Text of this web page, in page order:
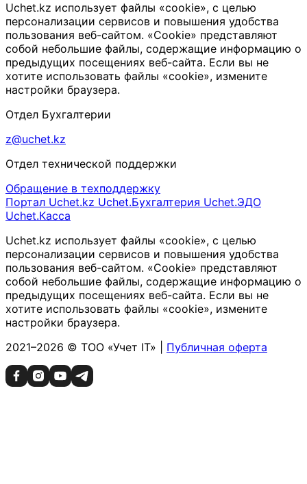
Uchet.kz использует файлы «cookie», с целью
персонализации сервисов и повышения удобства
пользования веб-сайтом. «Cookie» представляют
собой небольшие файлы, содержащие информацию о
предыдущих посещениях веб-сайта. Если вы не
хотите использовать файлы «cookie», измените
настройки браузера.
Отдел Бухгалтерии
z@uchet.kz
Отдел технической поддержки
Обращение в техподдержку
Портал Uchet.kz Uchet.Бухгалтерия Uchet.ЭДО
Uchet.Касса
Uchet.kz использует файлы «cookie», с целью
персонализации сервисов и повышения удобства
пользования веб-сайтом. «Cookie» представляют
собой небольшие файлы, содержащие информацию о
предыдущих посещениях веб-сайта. Если вы не
хотите использовать файлы «cookie», измените
настройки браузера.
2021–2026 © ТОО «Учет IT» | Публичная оферта